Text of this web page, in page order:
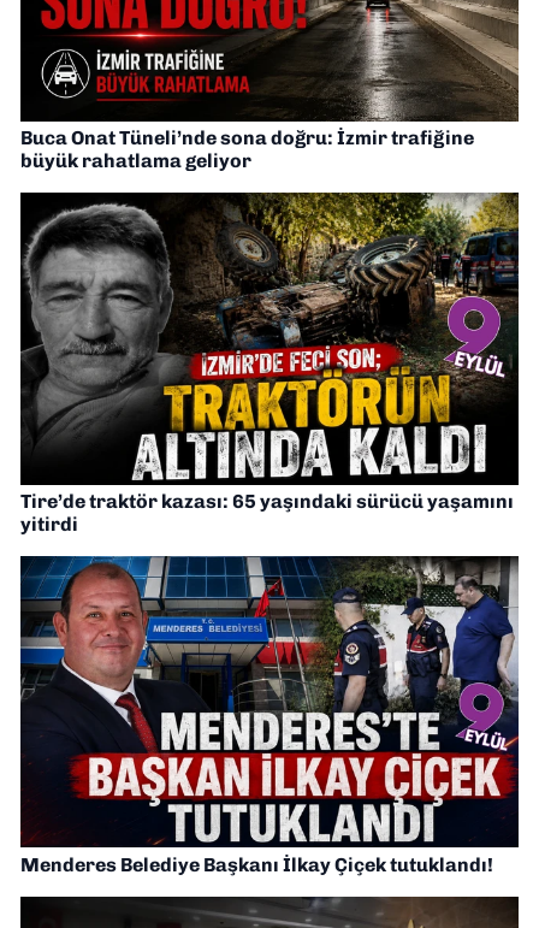
Buca Onat Tüneli’nde sona doğru: İzmir trafiğine
büyük rahatlama geliyor
Tire’de traktör kazası: 65 yaşındaki sürücü yaşamını
yitirdi
Menderes Belediye Başkanı İlkay Çiçek tutuklandı!